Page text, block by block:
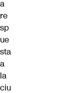
a
re
sp
ue
sta
a
la
ciu